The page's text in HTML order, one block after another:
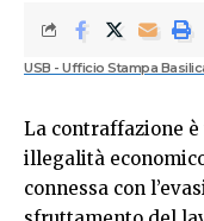
USB - Ufficio Stampa
La contraffazione
illegalità
connessa con